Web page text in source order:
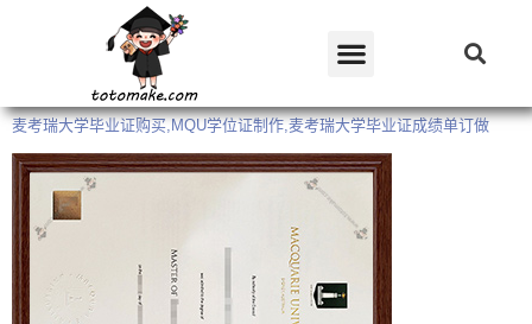
麦考瑞大学毕业证购买,MQU学位证制作,麦考瑞大学毕业证成绩单订做